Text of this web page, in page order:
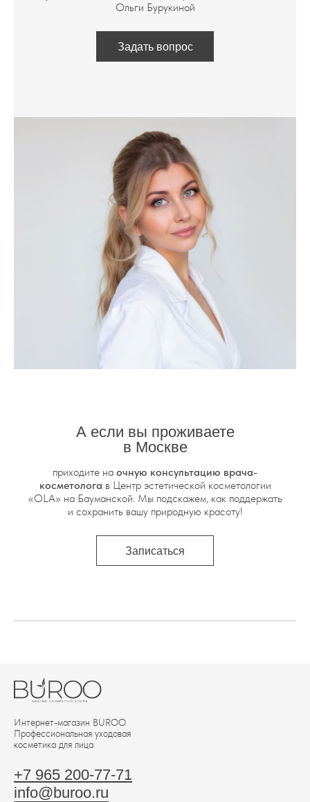
приходите на очную консультацию врача-
косметолога в Центр эстетической косметологии
«OLA» на Бауманской. Мы подскажем, как поддержать
и сохранить вашу природную красоту!
А если вы проживаете
в Москве
Записаться
Задать вопрос
Ольги Бурукиной
+7 965 200-77-71
info@buroo.ru
Интернет-магазин BUROО
Профессиональная уходовая
косметика для лица